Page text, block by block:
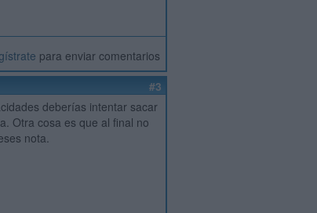
para enviar comentarios
#3
deberías intentar sacar
Otra cosa es que al final no
nota.